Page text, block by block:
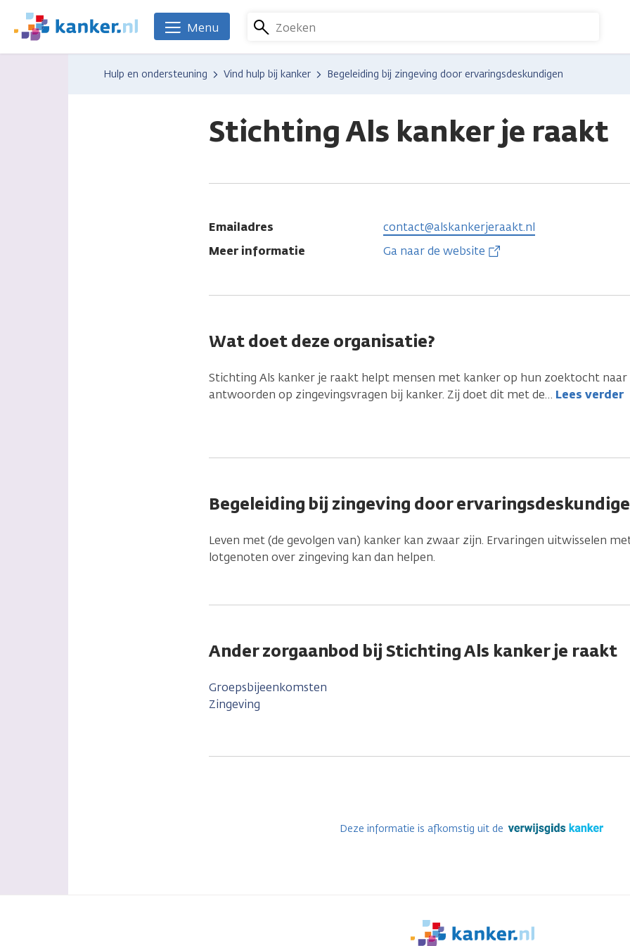
naar
We
zijn
Zoeken
Menu
Hulp en ondersteuning Vind hulp bij kanker Begeleiding bij zingeving door ervaringsdeskundigen
Stichting Als kanker je raakt
Emailadres
contact@alskankerjeraakt.nl
Meer informatie
Ga naar de website
Wat doet deze organisatie?
Stichting Als kanker je raakt helpt mensen met kanker op hun zoektocht naar
antwoorden op zingevingsvragen bij kanker. Zij doet dit met de… Lees verder
Begeleiding bij zingeving door
Leven met (de gevolgen van) kanker kan zwaar zijn. Ervaringen uitwisselen
lotgenoten over zingeving kan dan helpen.
Ander zorgaanbod bij Stichting Als kanker je raakt
Groepsbijeenkomsten
Zingeving
Deze informatie is afkomstig uit de
We